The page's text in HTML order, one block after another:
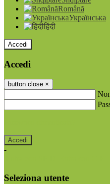
Română
Українська
हिंदी
Accedi
Accedi
button close ×
-
Seleziona utente